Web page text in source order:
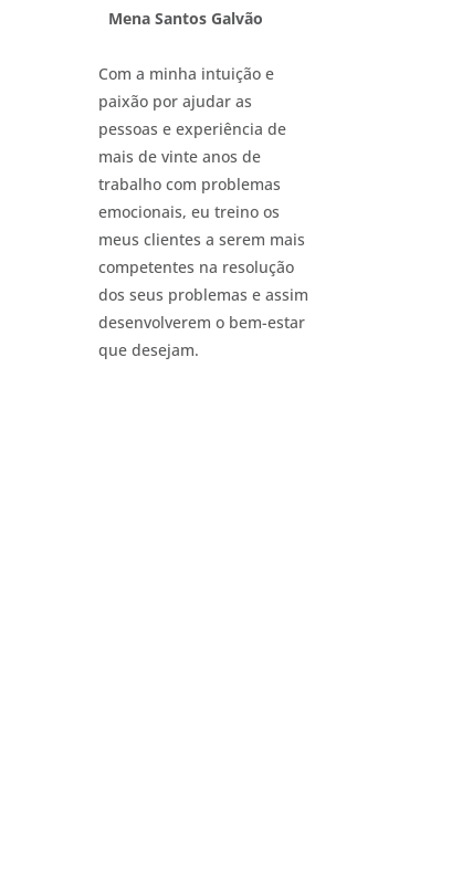
Mena Santos Galvão
Com a minha intuição e
paixão por ajudar as
pessoas e experiência de
mais de vinte anos de
trabalho com problemas
emocionais, eu treino os
meus clientes a serem mais
competentes na resolução
dos seus problemas e assim
desenvolverem o bem-estar
que desejam.